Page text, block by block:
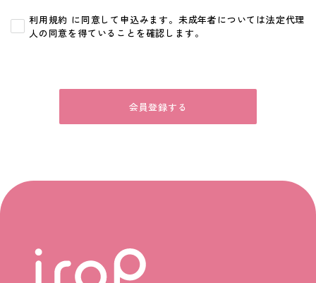
利用規約 に同意して申込みます。未成年者については法定代理
人の同意を得ていることを確認します。